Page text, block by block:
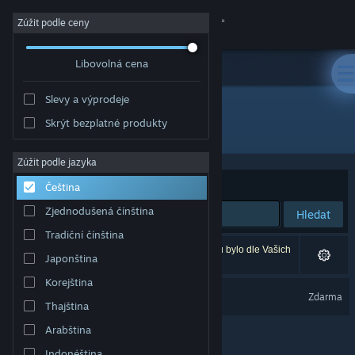
Přihlásit se
Komunita
Informace
Podpora
Změnit jazyk
Mobilní aplikace služby Steam
Desktopová verze stránky
Zúžit podle ceny
Libovolná cena
Slevy a výprodeje
Skrýt bezplatné produkty
Zúžit podle jazyka
Čeština
Zjednodušená čínština
Tradiční čínština
Japonština
Korejština
Thajština
Arabština
Vydavatel: Camex Games
Seřadit podle
Hledat
Vašemu zadání odpovídá 1 výsledek. 3 produktů bylo dle Vašich
předvoleb vyloučeno z výsledků vyhledávání.
Zdarma